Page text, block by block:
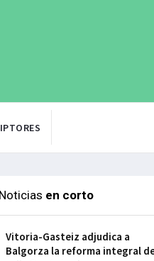
Noticias en corto
Vitoria-Gasteiz adjudica a
Balgorza la reforma integral